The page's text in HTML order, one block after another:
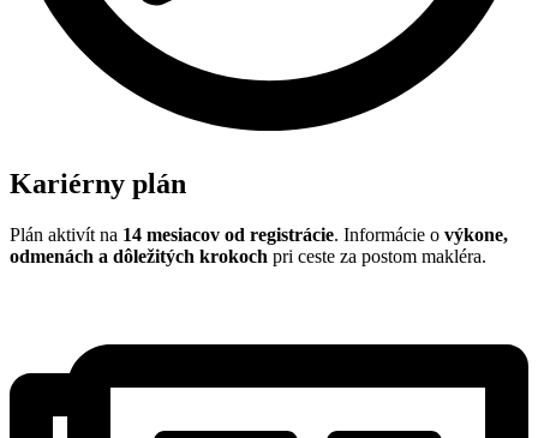
Kariérny plán
Plán aktivít na 14 mesiacov od registrácie. Informácie o výkone,
odmenách a dôležitých krokoch pri ceste za postom makléra.